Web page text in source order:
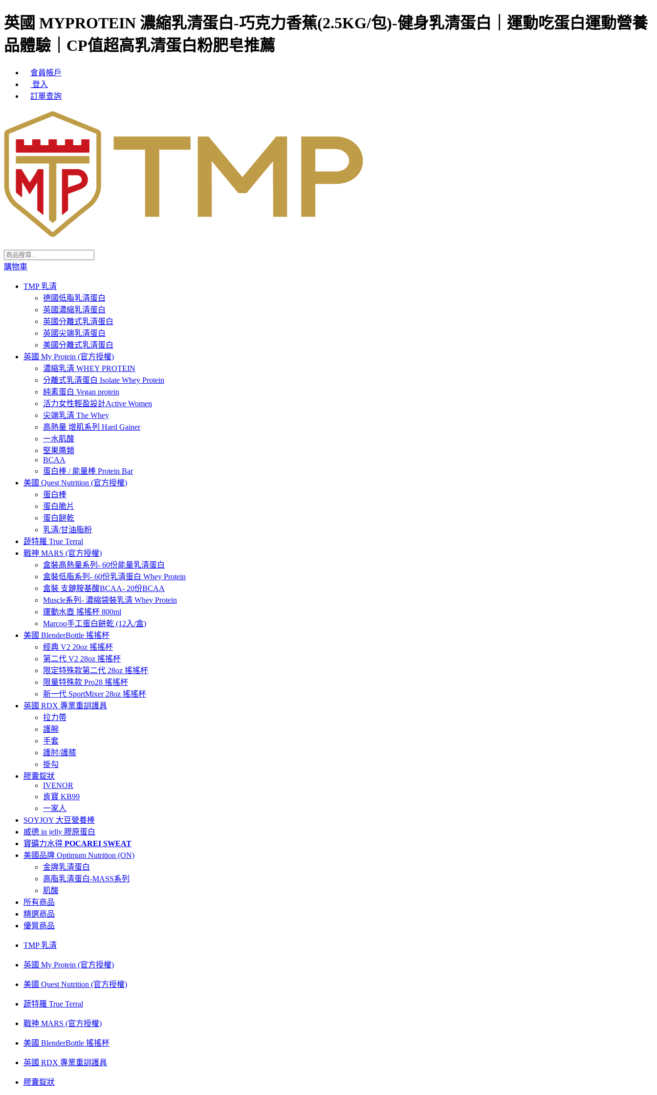
英國 MYPROTEIN 濃縮乳清蛋白-巧克力香蕉(2.5KG/包)-健身乳清蛋白｜運動吃蛋白運動營養
品體驗｜CP值超高乳清蛋白粉肥皂推薦
會員帳戶
登入
訂單查詢
購物車
TMP 乳清
德國低脂乳清蛋白
英國濃縮乳清蛋白
英國分離式乳清蛋白
英國尖端乳清蛋白
美國分離式乳清蛋白
英國 My Protein (官方授權)
濃縮乳清 WHEY PROTEIN
分離式乳清蛋白 Isolate Whey Protein
純素蛋白 Vegan protein
活力女性輕盈設計Active Women
尖端乳清 The Whey
高熱量 增肌系列 Hard Gainer
一水肌酸
堅果醬類
BCAA
蛋白棒 / 能量棒 Protein Bar
美國 Quest Nutrition (官方授權)
蛋白棒
蛋白脆片
蛋白餅乾
乳清/甘油脂粉
蔬特羅 True Terral
戰神 MARS (官方授權)
盒裝高熱量系列- 60份能量乳清蛋白
盒裝低脂系列- 60份乳清蛋白 Whey Protein
盒裝 支鏈胺基酸BCAA- 20份BCAA
Muscle系列- 濃縮袋裝乳清 Whey Protein
運動水壺 搖搖杯 800ml
Marcoo手工蛋白餅乾 (12入/盒)
美國 BlenderBottle 搖搖杯
經典 V2 20oz 搖搖杯
第二代 V2 28oz 搖搖杯
限定特殊款第二代 28oz 搖搖杯
限量特殊款 Pro28 搖搖杯
新一代 SportMixer 28oz 搖搖杯
英國 RDX 專業重訓護具
拉力帶
護腕
手套
護肘/護膝
掛勾
膠囊錠狀
IVENOR
肯寶 KB99
一家人
SOYJOY 大豆營養棒
威德 in jelly 膠原蛋白
寶礦力水得 POCAREI SWEAT
美國品牌 Optimum Nutrition (ON)
金牌乳清蛋白
高脂乳清蛋白-MASS系列
肌酸
所有商品
精選商品
優質商品
TMP 乳清
英國 My Protein (官方授權)
美國 Quest Nutrition (官方授權)
蔬特羅 True Terral
戰神 MARS (官方授權)
美國 BlenderBottle 搖搖杯
英國 RDX 專業重訓護具
膠囊錠狀